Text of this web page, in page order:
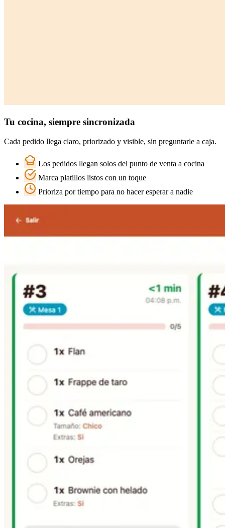
Tu cocina, siempre sincronizada
Cada pedido llega claro, priorizado y visible, sin preguntarle a caja.
Los pedidos llegan solos del punto de venta a cocina
Marca platillos listos con un toque
Prioriza por tiempo para no hacer esperar a nadie